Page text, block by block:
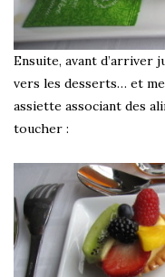
Ensuite, avant d’arriver
vers les desserts… et
assiette associant des
toucher :